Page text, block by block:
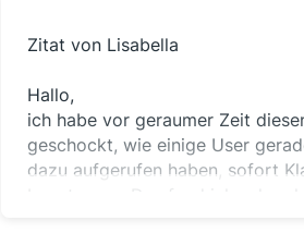
Zitat von Lisabella
Hallo,
ich habe vor geraumer Zeit
geschockt, wie einige User
dazu aufgerufen haben, sofort
beantragen. Das fand ich schon